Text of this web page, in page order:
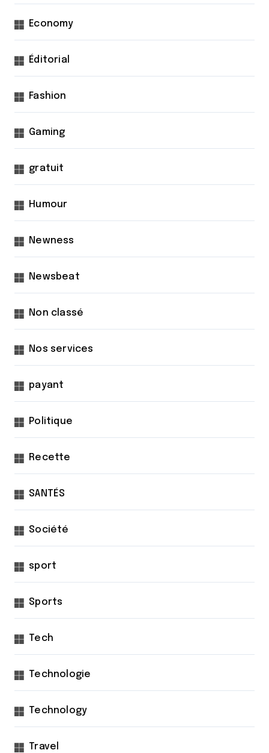
Economy
Éditorial
Fashion
Gaming
gratuit
Humour
Newness
Newsbeat
Non classé
Nos services
payant
Politique
Recette
SANTÉS
Société
sport
Sports
Tech
Technologie
Technology
Travel